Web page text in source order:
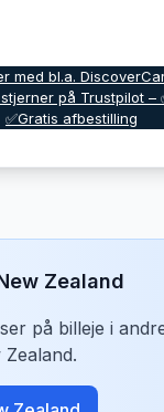
med bl.a.
på Trustpilot –
✅Gratis afbestilling
Zealand
på billeje i
Zealand.